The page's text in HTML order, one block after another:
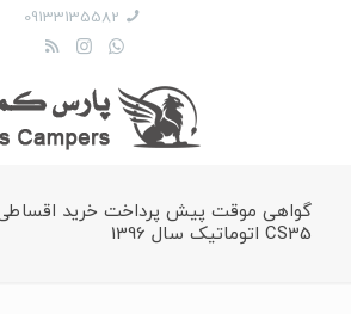
09133135582
گواهی موقت پیش پرداخت خرید
CS35 اتوماتیک سال 1396